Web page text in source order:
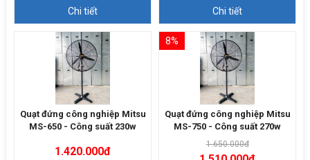
Chi tiết Chi tiết
Quạt đứng công nghiệp Mitsu
MS-650 - Công suất 230w
1.420.000đ
8%
Quạt đứng công nghiệp Mitsu
MS-750 - Công suất 270w
1.650.000đ